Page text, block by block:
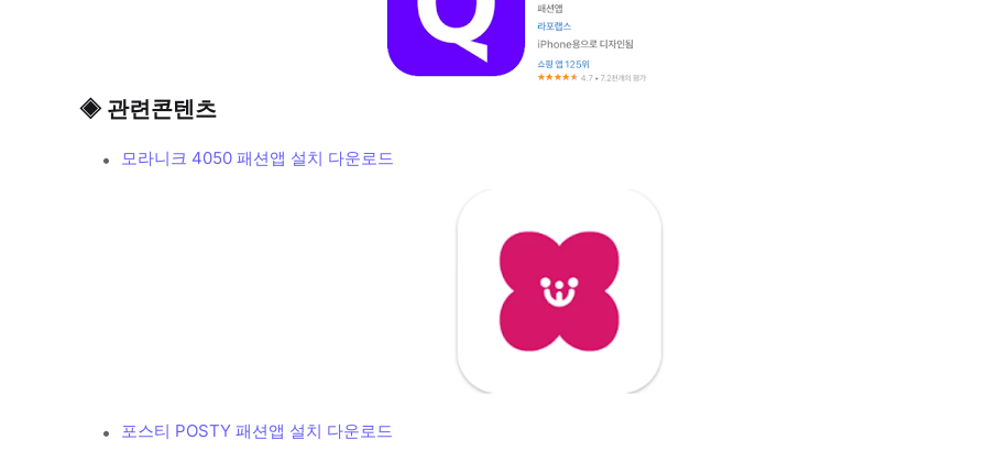
◈ 관련콘텐츠
모라니크 4050 패션앱 설치 다운로드
포스티 POSTY 패션앱 설치 다운로드